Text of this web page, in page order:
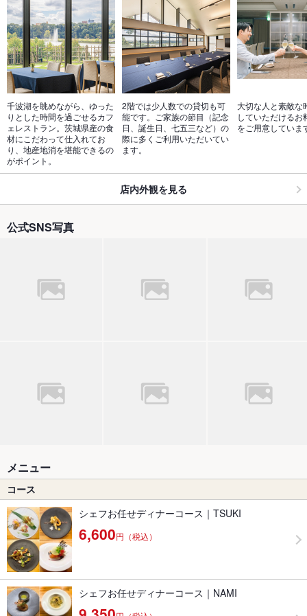
千波湖を眺めながら、ゆった
りとした時間を過ごせるカフ
ェレストラン。茨城県産の食
材にこだわって仕入れてお
り、地産地消を堪能できるの
がポイント。
2階では少人数での貸切も可
能です。ご家族の節目（記念
日、誕生日、七五三など）の
際に多くご利用いただいてい
ます。
大切な人と素敵な
していただけるお
をご用意していま
店内外観を見る
公式SNS写真
メニュー
コース
シェフお任せディナーコース｜TSUKI
6,600円（税込）
シェフお任せディナーコース｜NAMI